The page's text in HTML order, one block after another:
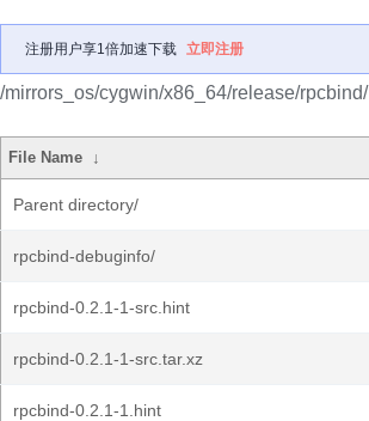
注册用户享1倍加速下载 立即注册
/mirrors_os/cygwin/x86_64/release/rpcbind/
File Name ↓
Parent directory/
rpcbind-debuginfo/
rpcbind-0.2.1-1-src.hint
rpcbind-0.2.1-1-src.tar.xz
rpcbind-0.2.1-1.hint